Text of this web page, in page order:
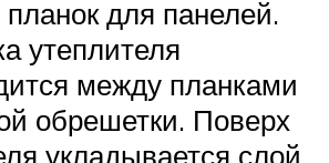
для панелей.
утеплителя
между планками
обрешетки. Поверх
укладывается слой